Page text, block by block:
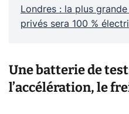
Londres : la plus
privés sera 100 %
Une batterie de
l’accélération, le